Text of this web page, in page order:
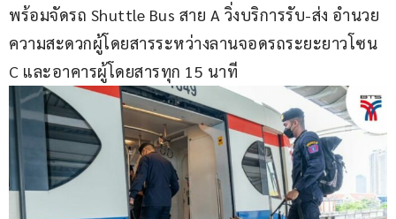
พร้อมจัดรถ Shuttle Bus สาย A วิ่งบริการรับ-ส่ง อำนวย
ความสะดวกผู้โดยสารระหว่างลานจอดรถระยะยาวโซน
C และอาคารผู้โดยสารทุก 15 นาที